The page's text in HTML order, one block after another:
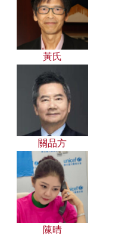
黃氏
關品方
陳晴